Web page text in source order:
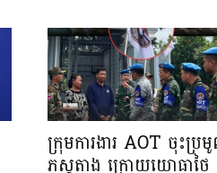
ក្រុមការងារ AOT ចុះប្រ
ភស្តុតាង ក្រោយយោធាថៃ